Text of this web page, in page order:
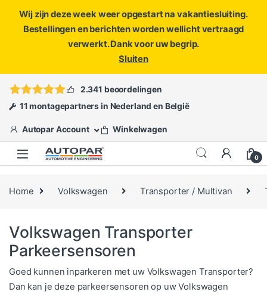
Wij zijn deze week weer opgestart na vakantiesluiting.
Bestellingen en berichten worden wellicht vertraagd
verwerkt. Dank voor uw begrip.
Sluiten
ofopen een ticket
2.341 beoordelingen
11 montagepartners in Nederland en België
Autopar Account Winkelwagen
0
Home Volkswagen Transporter / Multivan
Volkswagen Transporter
Parkeersensoren
Goed kunnen inparkeren met uw Volkswagen Transporter?
Dan kan je deze parkeersensoren op uw Volkswagen